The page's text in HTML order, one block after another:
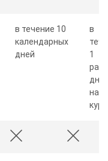
в течение 10
календарных
дней
в
1
дня